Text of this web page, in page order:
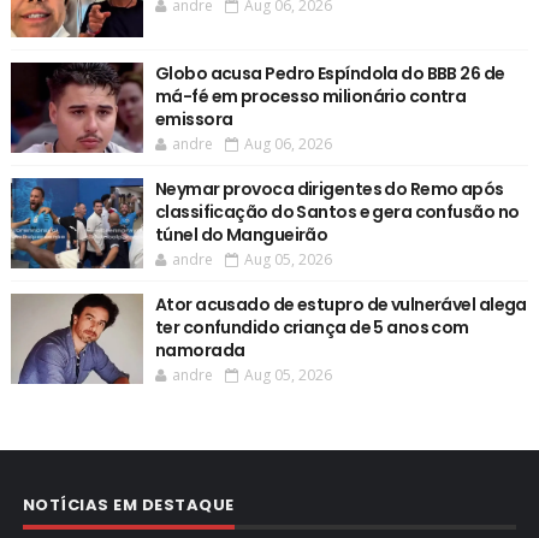
andre Aug 06, 2026
Globo acusa Pedro Espíndola do BBB 26 de
má-fé em processo milionário contra
emissora
andre Aug 06, 2026
Neymar provoca dirigentes do Remo após
classificação do Santos e gera confusão no
túnel do Mangueirão
andre Aug 05, 2026
Ator acusado de estupro de vulnerável alega
ter confundido criança de 5 anos com
namorada
andre Aug 05, 2026
NOTÍCIAS EM DESTAQUE